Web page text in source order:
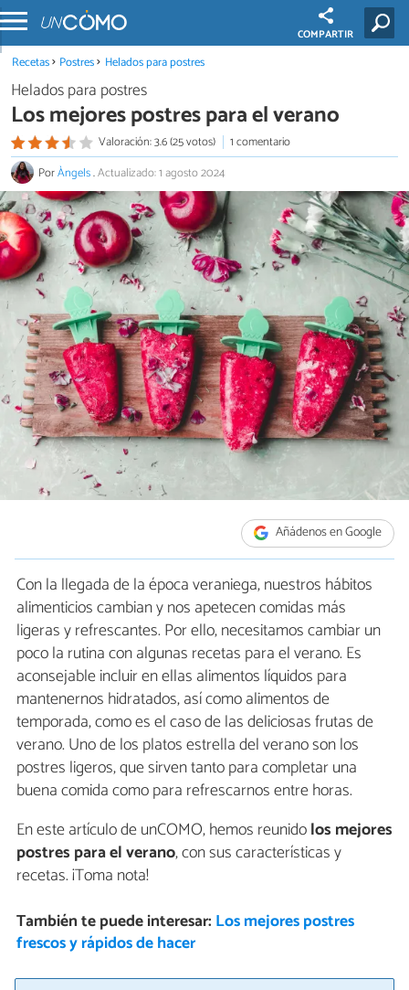
COMPARTIR
Recetas Postres Helados para postres
Helados para postres
Los mejores postres para el verano
Valoración: 3.6 (25 votos)
1 comentario
PorÀngels.Actualizado: 1 agosto 2024
Añádenos en Google
Con la llegada de la época veraniega, nuestros hábitos
alimenticios cambian y nos apetecen comidas más
ligeras y refrescantes. Por ello, necesitamos cambiar un
poco la rutina con algunas recetas para el verano. Es
aconsejable incluir en ellas alimentos líquidos para
mantenernos hidratados, así como alimentos de
temporada, como es el caso de las deliciosas frutas de
verano. Uno de los platos estrella del verano son los
postres ligeros, que sirven tanto para completar una
buena comida como para refrescarnos entre horas.
En este artículo de unCOMO, hemos reunidolos mejores
postres para el verano, con sus características y
recetas. ¡Toma nota!
También te puede interesar: Los mejores postres
frescos y rápidos de hacer